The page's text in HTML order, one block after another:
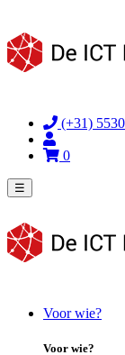
(+31)
0
☰
Voor wie?
Voor wie?